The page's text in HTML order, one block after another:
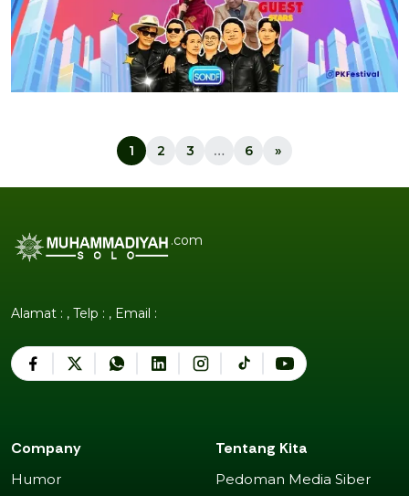
1 2 3 … 6 »
.com
Alamat : , Telp : , Email :
Company
Humor
Tentang Kita
Pedoman Media Siber